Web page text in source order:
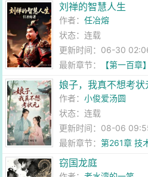
刘禅的智慧人生
作者：任冶熔
状态：连载
更新时间：06-30
最新章节：
【第一百
娘子，我真不想考状
作者：小俊爱汤圆
状态：连载
更新时间：08-06
最新章节：第261章 技
窃国龙庭